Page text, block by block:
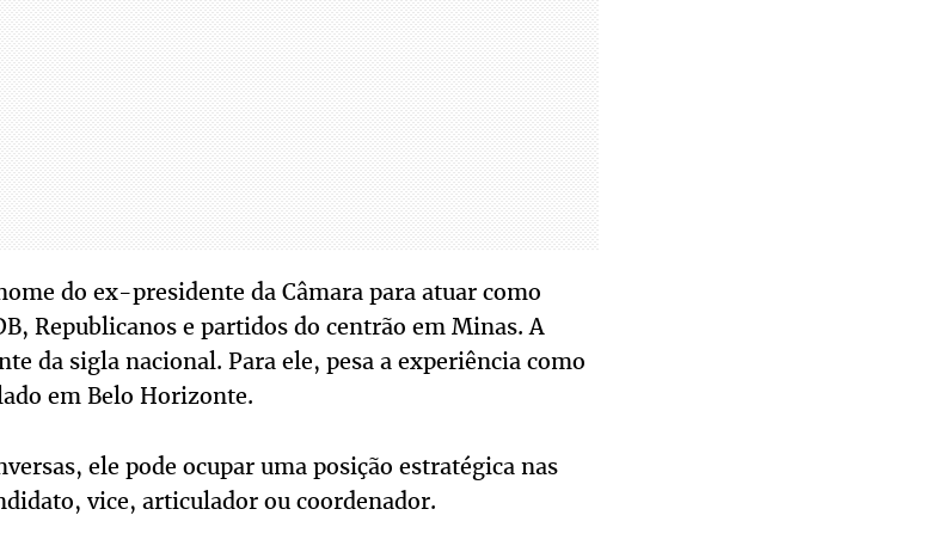
do ex-presidente da Câmara para atuar como
Republicanos e partidos do centrão em Minas. A
da sigla nacional. Para ele, pesa a experiência como
em Belo Horizonte.
ele pode ocupar uma posição estratégica nas
vice, articulador ou coordenador.